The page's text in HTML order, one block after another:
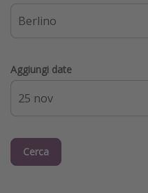
Aggiungi date
Cerca